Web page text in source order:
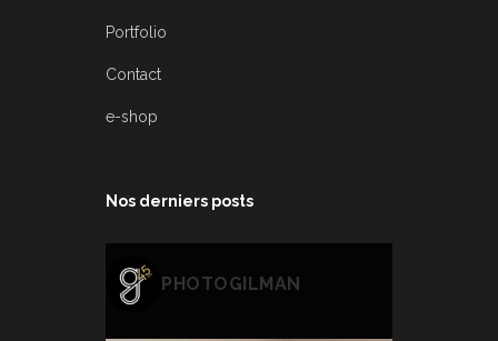
Portfolio
Contact
e-shop
Nos derniers posts
PHOTOGILMAN